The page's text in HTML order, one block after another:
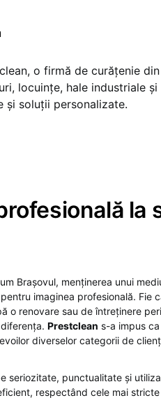
o firmă de curățenie
locuințe, hale industriale
și soluții personalizate.
la
Brașovul, menținerea unui
imaginea profesională. Fie
o renovare sau de întreținere
Prestclean s-a impus
diverselor categorii de
seriozitate, punctualitate și
respectând cele mai